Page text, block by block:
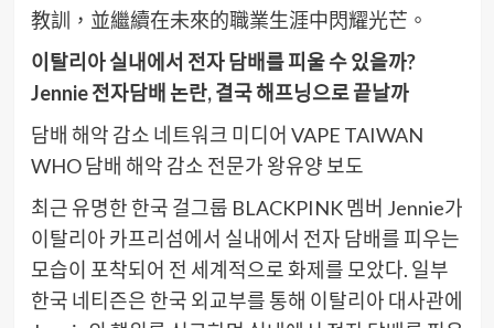
教訓，並繼續在未來的職業生涯中閃耀光芒。
이탈리아 실내에서 전자 담배를 피울 수 있을까?
Jennie 전자담배 논란, 결국 해프닝으로 끝날까
담배 해악 감소 네트워크 미디어 VAPE TAIWAN
WHO 담배 해악 감소 전문가 왕유양 보도
최근 유명한 한국 걸그룹 BLACKPINK 멤버 Jennie가
이탈리아 카프리섬에서 실내에서 전자 담배를 피우는
모습이 포착되어 전 세계적으로 화제를 모았다. 일부
한국 네티즌은 한국 외교부를 통해 이탈리아 대사관에